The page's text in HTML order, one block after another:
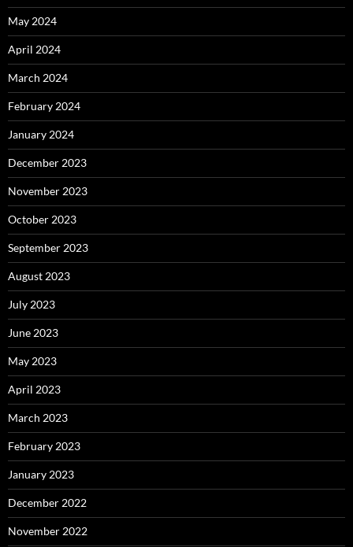
May 2024
April 2024
March 2024
February 2024
January 2024
December 2023
November 2023
October 2023
September 2023
August 2023
July 2023
June 2023
May 2023
April 2023
March 2023
February 2023
January 2023
December 2022
November 2022